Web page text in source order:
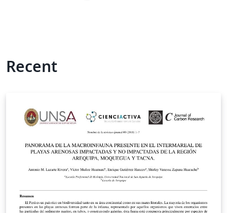
Recent